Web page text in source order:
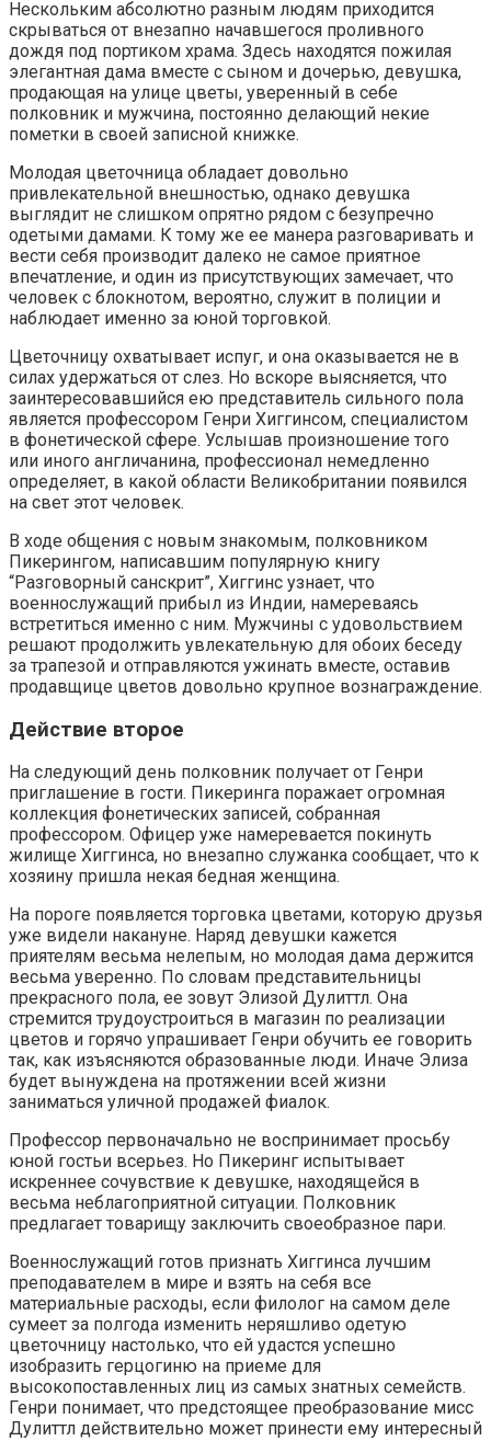
Нескольким абсолютно разным людям приходится
скрываться от внезапно начавшегося проливного
дождя под портиком храма. Здесь находятся пожилая
элегантная дама вместе с сыном и дочерью, девушка,
продающая на улице цветы, уверенный в себе
полковник и мужчина, постоянно делающий некие
пометки в своей записной книжке.
Молодая цветочница обладает довольно
привлекательной внешностью, однако девушка
выглядит не слишком опрятно рядом с безупречно
одетыми дамами. К тому же ее манера разговаривать и
вести себя производит далеко не самое приятное
впечатление, и один из присутствующих замечает, что
человек с блокнотом, вероятно, служит в полиции и
наблюдает именно за юной торговкой.
Цветочницу охватывает испуг, и она оказывается не в
силах удержаться от слез. Но вскоре выясняется, что
заинтересовавшийся ею представитель сильного пола
является профессором Генри Хиггинсом, специалистом
в фонетической сфере. Услышав произношение того
или иного англичанина, профессионал немедленно
определяет, в какой области Великобритании появился
на свет этот человек.
В ходе общения с новым знакомым, полковником
Пикерингом, написавшим популярную книгу
“Разговорный санскрит”, Хиггинс узнает, что
военнослужащий прибыл из Индии, намереваясь
встретиться именно с ним. Мужчины с удовольствием
решают продолжить увлекательную для обоих беседу
за трапезой и отправляются ужинать вместе, оставив
продавщице цветов довольно крупное вознаграждение.
Действие второе
На следующий день полковник получает от Генри
приглашение в гости. Пикеринга поражает огромная
коллекция фонетических записей, собранная
профессором. Офицер уже намеревается покинуть
жилище Хиггинса, но внезапно служанка сообщает, что к
хозяину пришла некая бедная женщина.
На пороге появляется торговка цветами, которую друзья
уже видели накануне. Наряд девушки кажется
приятелям весьма нелепым, но молодая дама держится
весьма уверенно. По словам представительницы
прекрасного пола, ее зовут Элизой Дулиттл. Она
стремится трудоустроиться в магазин по реализации
цветов и горячо упрашивает Генри обучить ее говорить
так, как изъясняются образованные люди. Иначе Элиза
будет вынуждена на протяжении всей жизни
заниматься уличной продажей фиалок.
Профессор первоначально не воспринимает просьбу
юной гостьи всерьез. Но Пикеринг испытывает
искреннее сочувствие к девушке, находящейся в
весьма неблагоприятной ситуации. Полковник
предлагает товарищу заключить своеобразное пари.
Военнослужащий готов признать Хиггинса лучшим
преподавателем в мире и взять на себя все
материальные расходы, если филолог на самом деле
сумеет за полгода изменить неряшливо одетую
цветочницу настолько, что ей удастся успешно
изобразить герцогиню на приеме для
высокопоставленных лиц из самых знатных семейств.
Генри понимает, что предстоящее преобразование мисс
Дулиттл действительно может принести ему интересный